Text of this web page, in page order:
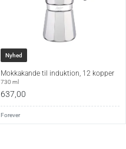
Nyhed
Mokkakande til induktion, 12 kopper
730 ml
637,00
Forever